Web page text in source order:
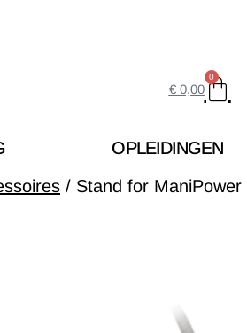
€0,00
0
OPLEIDINGEN
/ Stand for ManiPower